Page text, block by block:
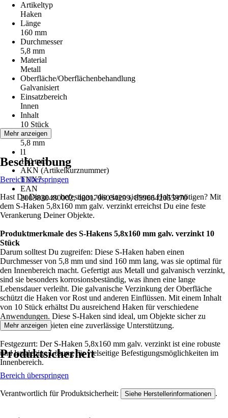
Artikeltyp
Haken
Länge
160 mm
Durchmesser
5,8 mm
Material
Metall
Oberfläche/Oberflächenbehandlung
Galvanisiert
Einsatzbereich
Innen
Inhalt
10 Stück
d
5,8 mm
l1
160 mm
AKN (Artikelkurznummer)
TNX7
EAN
2003830480002, 4001796034299, 8596642055970
Mehr anzeigen
Beschreibung
Bereich überspringen
Hast Du Dinge zu befestigen, die einen sicheren Halt benötigen? Mit
dem S-Haken 5,8x160 mm galv. verzinkt erreichst Du eine feste
Verankerung Deiner Objekte.
Produktmerkmale des S-Hakens 5,8x160 mm galv. verzinkt 10
Stück
Darum solltest Du zugreifen: Diese S-Haken haben einen
Durchmesser von 5,8 mm und sind 160 mm lang, was sie optimal für
den Innenbereich macht. Gefertigt aus Metall und galvanisch verzinkt,
sind sie besonders korrosionsbeständig, was ihnen eine lange
Lebensdauer verleiht. Die galvanische Verzinkung der Oberfläche
schützt die Haken vor Rost und anderen Einflüssen. Mit einem Inhalt
von 10 Stück erhältst Du ausreichend Haken für verschiedene
Anwendungen. Diese S-Haken sind ideal, um Objekte sicher zu
befestigen und bieten eine zuverlässige Unterstützung.
Festgezurrt: Der S-Haken 5,8x160 mm galv. verzinkt ist eine robuste
und langlebige Lösung für vielseitige Befestigungsmöglichkeiten im
Innenbereich.
Mehr anzeigen
Produktsicherheit
Bereich überspringen
Verantwortlich für Produktsicherheit: Siehe Herstellerinformationen .